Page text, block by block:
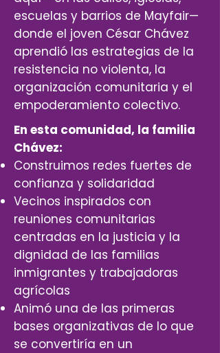
escuelas y barrios de Mayfair—
donde el joven César Chávez
aprendió las estrategias de la
resistencia no violenta, la
organización comunitaria y el
empoderamiento colectivo.
En esta comunidad, la familia
Chávez:
Construimos redes fuertes de
confianza y solidaridad
Vecinos inspirados con
reuniones comunitarias
centradas en la justicia y la
dignidad de las familias
inmigrantes y trabajadoras
agrícolas
Animó una de las primeras
bases organizativas de lo que
se convertiría en un